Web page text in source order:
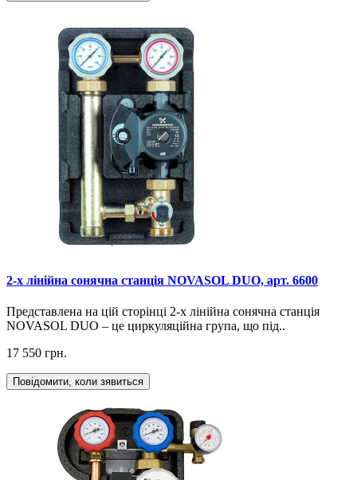
2-х лінійна сонячна станція NOVASOL DUO, арт. 6600
Представлена на цій сторінці 2-х лінійна сонячна станція
NOVASOL DUO – це циркуляційна група, що під..
17 550 грн.
Повідомити, коли зявиться